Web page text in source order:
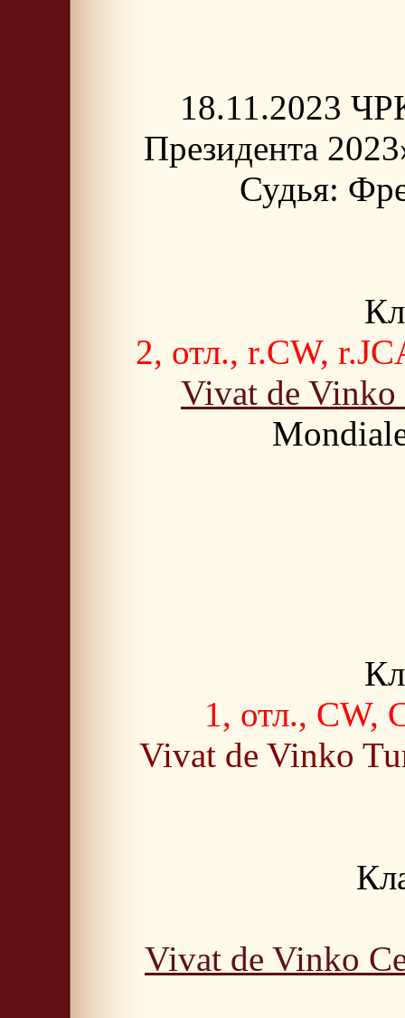
18.11.2023
Президента
Судья:
2, отл., r.CW,
Vivat de
1, отл., CW,
Vivat de Vinko
Vivat de Vinko